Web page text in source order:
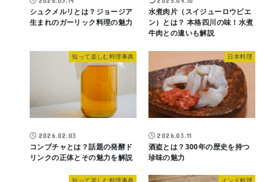
シュクメルリとは？ジョージア
生まれのガーリック料理の魅力
水煮肉片（スイジューロウピエ
ン）とは？ 本格四川の味！水煮
牛肉との違いも解説
知って楽しむ料理事典
2026.02.03
コンブチャとは？話題の発酵ド
リンクの正体とその魅力を解説
日本料理
2026.03.11
酒盗とは？300年の歴史を持つ
珍味の魅力